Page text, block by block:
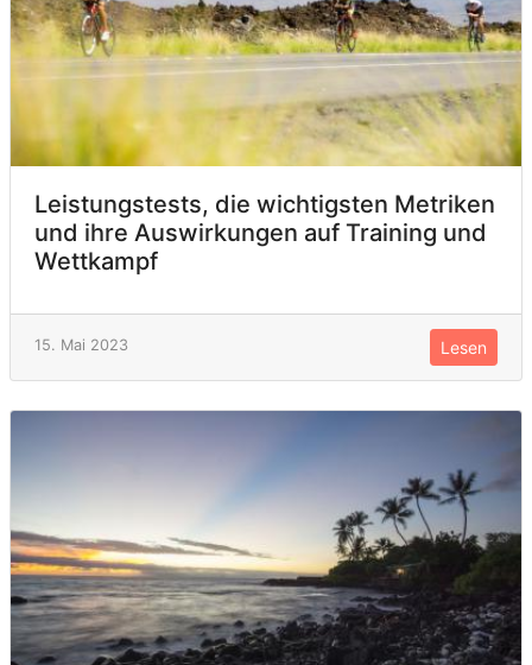
Leistungstests, die wichtigsten Metriken
und ihre Auswirkungen auf Training und
Wettkampf
15. Mai 2023 Lesen